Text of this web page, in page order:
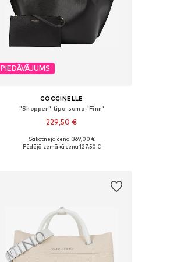
PIEDĀVĀJUMS
COCCINELLE
"Shopper" tipa soma 'Finn'
229,50 €
Pieejamie izmēri: One Size
Sākotnējā cena: 369,00 €
Pēdējā zemākā cena:127,50 €